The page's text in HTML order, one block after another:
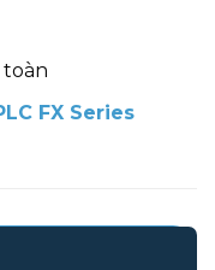
toàn
FX Series